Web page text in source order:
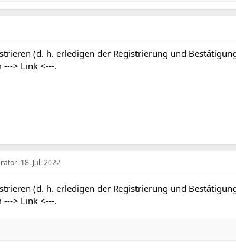
(d. h. erledigen der Registrierung und
---> Link <---.
18. Juli 2022
(d. h. erledigen der Registrierung und
---> Link <---.